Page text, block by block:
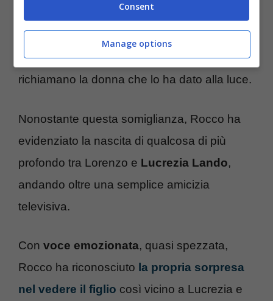
Ha descritto una somiglianza inaspettata tra
suo figlio e la madre, sottolineando
atteggiamentie modi dicomportarsiche
richiamano la donna che lo ha dato alla luce.
Nonostante questa somiglianza, Rocco ha
evidenziato la nascita di qualcosa di più
profondo tra Lorenzo e Lucrezia Lando,
andando oltre una semplice amicizia
televisiva.
Con voce emozionata, quasi spezzata,
Rocco ha riconosciuto la propria sorpresa
nel vedere il figlio così vicino a Lucrezia e
Consent
Manage options